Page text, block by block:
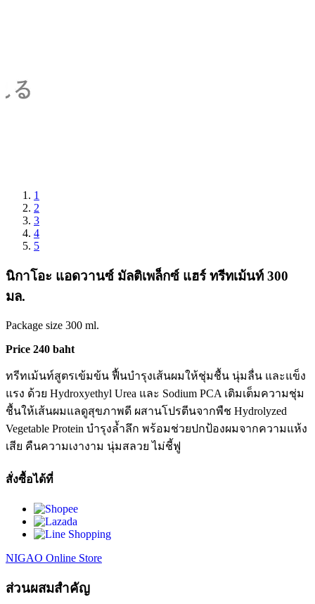
1
2
3
4
5
นิกาโอะ แอดวานซ์ มัลติเพล็กซ์ แฮร์ ทรีทเม้นท์ 300
มล.
Package size 300 ml.
Price 240 baht
ทรีทเม้นท์สูตรเข้มข้น ฟื้นบำรุงเส้นผมให้ชุ่มชื้น นุ่มลื่น และแข็ง
แรง ด้วย Hydroxyethyl Urea และ Sodium PCA เติมเต็มความชุ่ม
ชื้นให้เส้นผมแลดูสุขภาพดี ผสานโปรตีนจากพืช Hydrolyzed
Vegetable Protein บำรุงล้ำลึก พร้อมช่วยปกป้องผมจากความแห้ง
เสีย คืนความเงางาม นุ่มสลวย ไม่ชี้ฟู
สั่งซื้อได้ที่
NIGAO Online Store
ส่วนผสมสำคัญ